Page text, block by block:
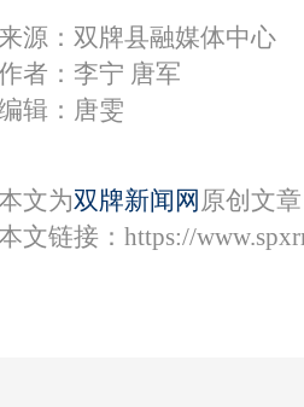
来源：双牌县融媒体中心
者：李宁 唐军
辑：唐雯
文为双牌新闻网 原创文
文链接： https://